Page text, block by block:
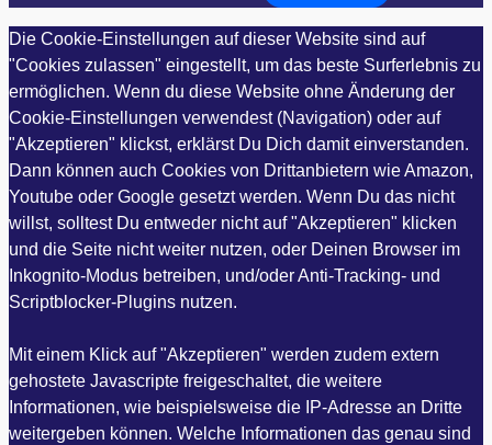
Die Cookie-Einstellungen auf dieser Website sind auf
"Cookies zulassen" eingestellt, um das beste Surferlebnis zu
ermöglichen. Wenn du diese Website ohne Änderung der
Cookie-Einstellungen verwendest (Navigation) oder auf
"Akzeptieren" klickst, erklärst Du Dich damit einverstanden.
Dann können auch Cookies von Drittanbietern wie Amazon,
Youtube oder Google gesetzt werden. Wenn Du das nicht
willst, solltest Du entweder nicht auf "Akzeptieren" klicken
und die Seite nicht weiter nutzen, oder Deinen Browser im
Inkognito-Modus betreiben, und/oder Anti-Tracking- und
Scriptblocker-Plugins nutzen.
Mit einem Klick auf "Akzeptieren" werden zudem extern
gehostete Javascripte freigeschaltet, die weitere
Informationen, wie beispielsweise die IP-Adresse an Dritte
weitergeben können. Welche Informationen das genau sind